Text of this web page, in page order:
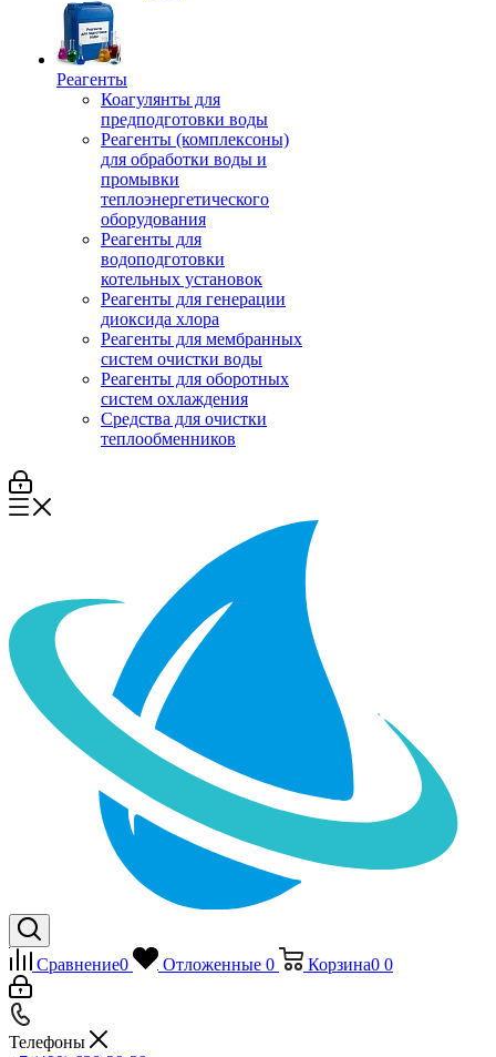
Реагенты
Коагулянты для
предподготовки воды
Реагенты (комплексоны)
для обработки воды и
промывки
теплоэнергетического
оборудования
Реагенты для
водоподготовки
котельных установок
Реагенты для генерации
диоксида хлора
Реагенты для мембранных
систем очистки воды
Реагенты для оборотных
систем охлаждения
Средства для очистки
теплообменников
Сравнение0 Отложенные 0 Корзина0 0
Телефоны